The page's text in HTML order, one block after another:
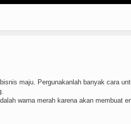
maju. Pergunakanlah banyak cara
warna merah karena akan membuat